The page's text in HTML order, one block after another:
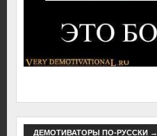
ДЕМОТИВАТОРЫ ПО-РУССКИ→